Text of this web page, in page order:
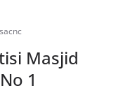
Masjid
1